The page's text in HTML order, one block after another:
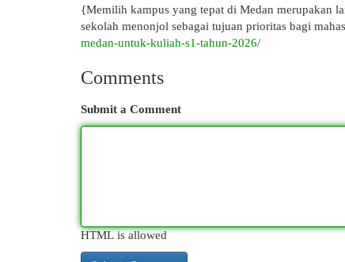
{Memilih kampus yang tepat di Medan merupakan
sekolah menonjol sebagai tujuan prioritas bagi
medan-untuk-kuliah-s1-tahun-2026/
Comments
Submit a Comment
HTML is allowed